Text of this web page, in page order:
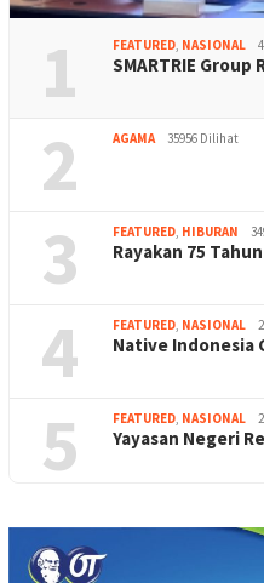
1 FEATURED, NASIONAL
SMARTRIE
2 AGAMA 35956 Dilihat
3 FEATURED, HIBURAN
Rayakan 75
4 FEATURED, NASIONAL
Native Indonesia
5 FEATURED, NASIONAL
Yayasan Negeri